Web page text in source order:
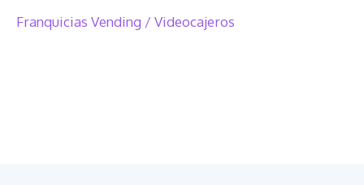
Franquicias Vending / Videocajeros